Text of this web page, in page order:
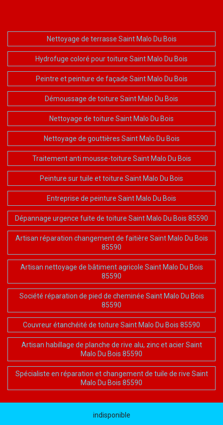
Nettoyage de terrasse Saint Malo Du Bois
Hydrofuge coloré pour toiture Saint Malo Du Bois
Peintre et peinture de façade Saint Malo Du Bois
Démoussage de toiture Saint Malo Du Bois
Nettoyage de toiture Saint Malo Du Bois
Nettoyage de gouttières Saint Malo Du Bois
Traitement anti mousse-toiture Saint Malo Du Bois
Peinture sur tuile et toiture Saint Malo Du Bois
Entreprise de peinture Saint Malo Du Bois
Dépannage urgence fuite de toiture Saint Malo Du Bois 85590
Artisan réparation changement de faitière Saint Malo Du Bois
85590
Artisan nettoyage de bâtiment agricole Saint Malo Du Bois
85590
Société réparation de pied de cheminée Saint Malo Du Bois
85590
Couvreur étanchéité de toiture Saint Malo Du Bois 85590
Artisan habillage de planche de rive alu, zinc et acier Saint
Malo Du Bois 85590
Spécialiste en réparation et changement de tuile de rive Saint
Malo Du Bois 85590
indisponible